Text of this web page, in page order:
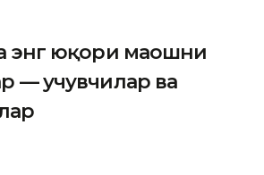
энг юқори маошни
— учувчилар ва